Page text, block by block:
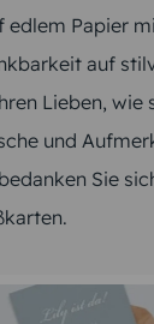
edlem Papier
auf
Lieben, wie
und
Sie